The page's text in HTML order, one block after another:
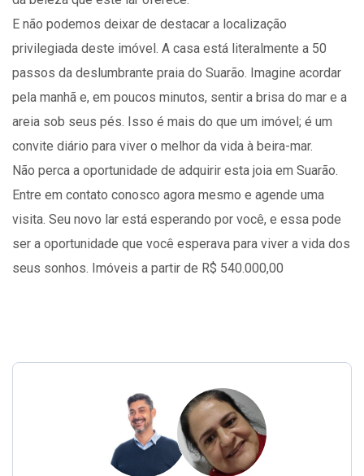
E não podemos deixar de destacar a localização
privilegiada deste imóvel. A casa está literalmente a 50
passos da deslumbrante praia do Suarão. Imagine acordar
pela manhã e, em poucos minutos, sentir a brisa do mar e a
areia sob seus pés. Isso é mais do que um imóvel; é um
convite diário para viver o melhor da vida à beira-mar.
Não perca a oportunidade de adquirir esta joia em Suarão.
Entre em contato conosco agora mesmo e agende uma
visita. Seu novo lar está esperando por você, e essa pode
ser a oportunidade que você esperava para viver a vida dos
seus sonhos. Imóveis a partir de R$ 540.000,00